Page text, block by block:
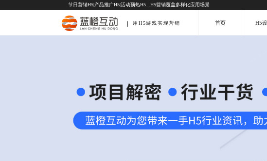
节日营销H5|产品推广H5|活动预热H5 ...H5营销覆盖多样化应用场景
用H5游戏实现营销 首页 H5